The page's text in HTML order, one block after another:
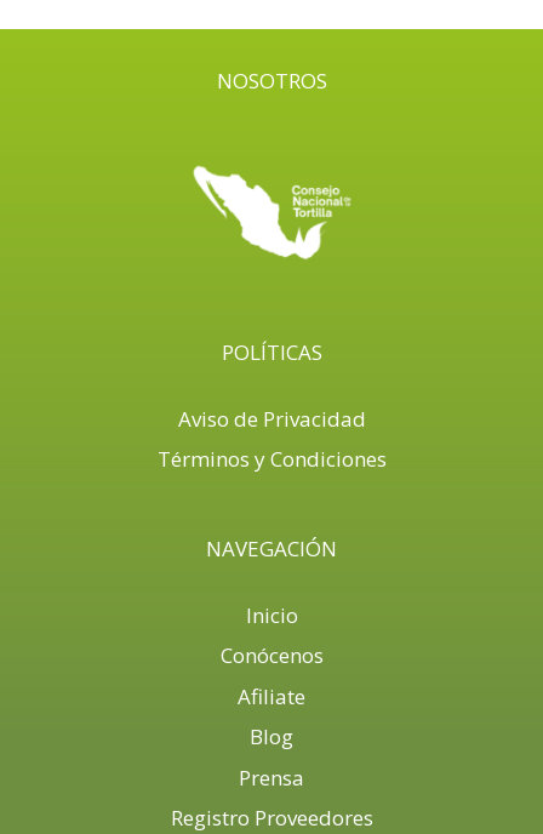
NOSOTROS
POLÍTICAS
Aviso de Privacidad
Términos y Condiciones
NAVEGACIÓN
Inicio
Conócenos
Afiliate
Blog
Prensa
Registro Proveedores